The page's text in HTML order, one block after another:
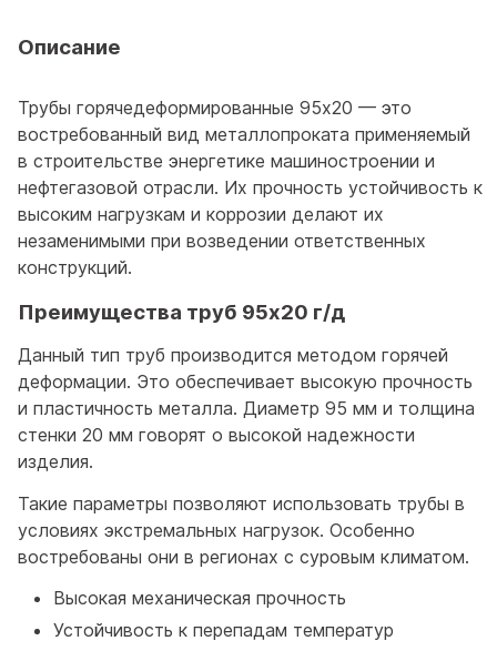
Описание
Трубы горячедеформированные 95x20 — это
востребованный вид металлопроката применяемый
в строительстве энергетике машиностроении и
нефтегазовой отрасли. Их прочность устойчивость к
высоким нагрузкам и коррозии делают их
незаменимыми при возведении ответственных
конструкций.
Преимущества труб 95x20 г/д
Данный тип труб производится методом горячей
деформации. Это обеспечивает высокую прочность
и пластичность металла. Диаметр 95 мм и толщина
стенки 20 мм говорят о высокой надежности
изделия.
Такие параметры позволяют использовать трубы в
условиях экстремальных нагрузок. Особенно
востребованы они в регионах с суровым климатом.
Высокая механическая прочность
Устойчивость к перепадам температур